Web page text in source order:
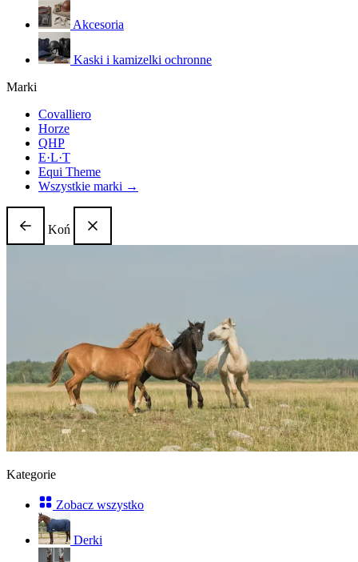
Akcesoria
Kaski i kamizelki ochronne
Marki
Covalliero
Horze
QHP
E·L·T
Equi Theme
Wszystkie marki →
Koń
Kategorie
Zobacz wszystko
Derki